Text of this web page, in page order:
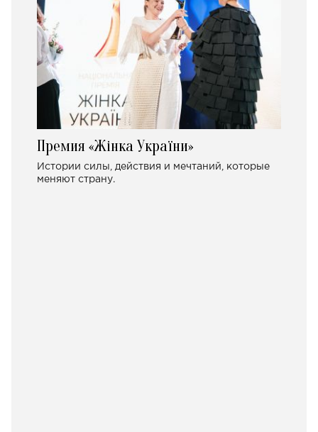
Премия «Жінка України»
Истории силы, действия и мечтаний, которые
меняют страну.